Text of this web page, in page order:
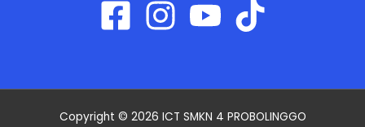
Copyright © 2026 ICT SMKN 4 PROBOLINGGO